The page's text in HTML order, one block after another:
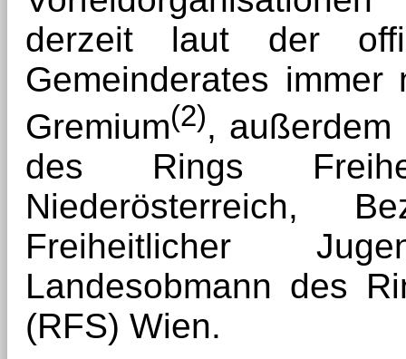
derzeit laut der
Gemeinderates
Gremium(2), außerdem
des Rings
Niederösterreich,
Freiheitlicher
Landesobmann des
(RFS) Wien.